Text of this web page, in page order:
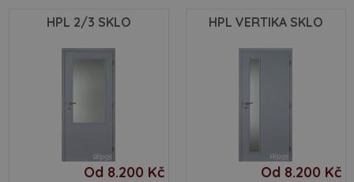
HPL 2/3 SKLO
Od 8.200 Kč
HPL VERTIKA SKLO
Od 8.200 Kč